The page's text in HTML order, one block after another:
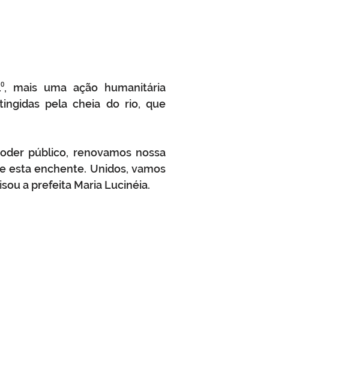
mais uma ação humanitária
pela cheia do rio, que
público, renovamos nossa
esta enchente. Unidos, vamos
a prefeita Maria Lucinéia.